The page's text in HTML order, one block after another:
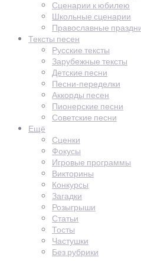
Сценарии к юбилею
Школьные сценарии
Православные
Тексты песен
Русские тексты
Зарубежные тексты
Детские песни
Песни-переделки
Аккорды песен
Пионерские песни
Советские песни
Ещё
Сценки
Фокусы
Игровые программы
Викторины
Конкурсы
Загадки
Розыгрыши
Статьи
Тосты
Частушки
Без рубрики